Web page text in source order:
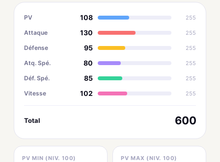
PV 108 255
Attaque 130 255
Défense 95 255
Atq. Spé. 80 255
Déf. Spé. 85 255
Vitesse 102 255
Total 600
PV MIN (NIV. 100) PV MAX (NIV. 100)